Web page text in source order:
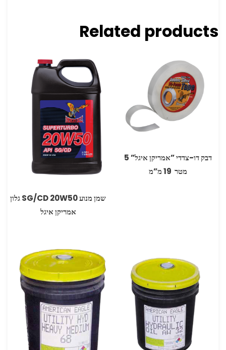
Related products
דבק דו-צדדי ‏”אמריקן איגל” 5
מטר ‏ ‏19 מ”מ
שמן מנוע ‏20W50 ‏SG/CD ‏גלון
אמריקן איגל